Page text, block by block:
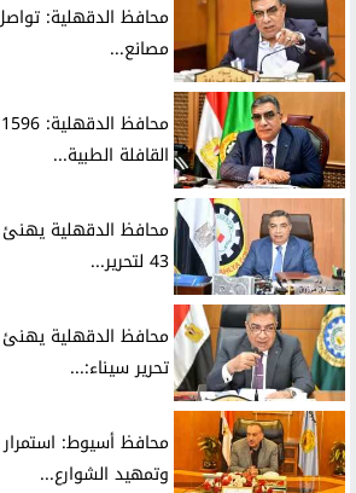
محافظ الدقهلية:
مصانع...
القافلة الطبية...
محافظ الدقهلية يهنئ
43 لتحرير...
محافظ الدقهلية
تحرير سيناء:...
محافظ أسيوط:
وتمهيد الشوارع...